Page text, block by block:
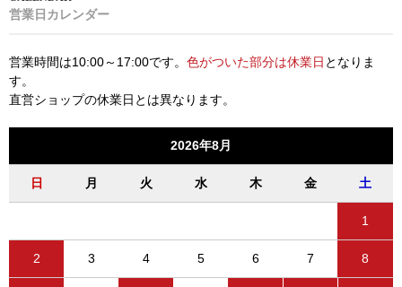
営業日カレンダー
営業時間は10:00～17:00です。 色がついた部分は休業日 となりま
す。
直営ショップの休業日とは異なります。
2026年8月
日 月 火 水 木 金 土
1
2 3 4 5 6 7 8